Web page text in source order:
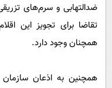
ضدالتهابی و سرم‌های
تقاضا برای تجویز این
همچنان وجود دارد.
همچنین به اذعان سازمان